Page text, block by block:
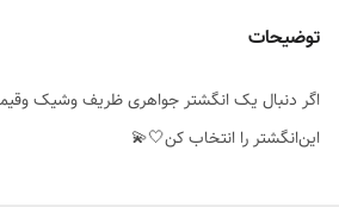
مناسب برای خانمها
توضیحات
اگر دنبال یک انگشتر جواهری ظریف وشیک
این‌انگشتر را انتخاب کن🤍💫